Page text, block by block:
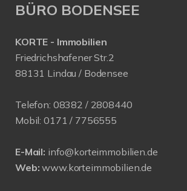
BÜRO BODENSEE
KORTE - Immobilien
Friedrichshafener Str.2
88131 Lindau / Bodensee
Telefon: 08382 / 2808440
Mobil: 0171 / 7756555
E-Mail: info@korteimmobilien.de
Web: www.korteimmobilien.de